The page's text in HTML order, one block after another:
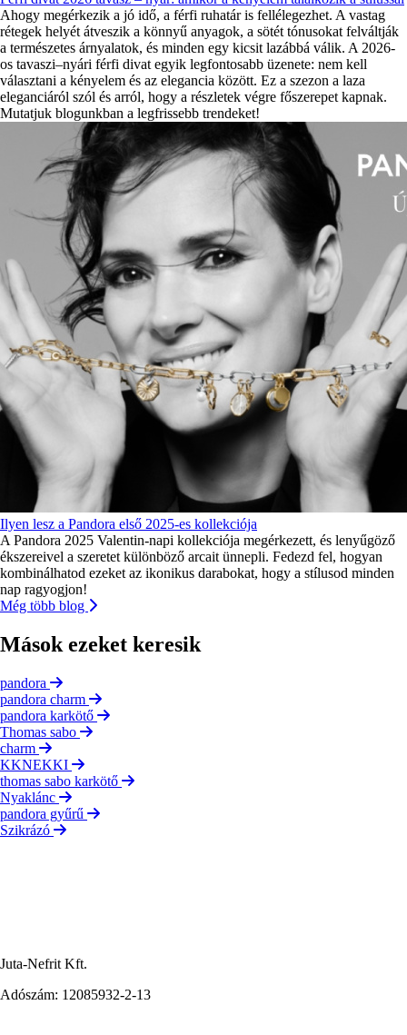
Ahogy megérkezik a jó idő, a férfi ruhatár is fellélegezhet. A vastag
rétegek helyét átveszik a könnyű anyagok, a sötét tónusokat felváltják
a természetes árnyalatok, és minden egy kicsit lazábbá válik. A 2026-
os tavaszi–nyári férfi divat egyik legfontosabb üzenete: nem kell
választani a kényelem és az elegancia között. Ez a szezon a laza
eleganciáról szól és arról, hogy a részletek végre főszerepet kapnak.
Mutatjuk blogunkban a legfrissebb trendeket!
Ilyen lesz a Pandora első 2025-es kollekciója
A Pandora 2025 Valentin-napi kollekciója megérkezett, és lenyűgöző
ékszereivel a szeretet különböző arcait ünnepli. Fedezd fel, hogyan
kombinálhatod ezeket az ikonikus darabokat, hogy a stílusod minden
nap ragyogjon!
Még több blog
Mások ezeket keresik
pandora
pandora charm
pandora karkötő
Thomas sabo
charm
KKNEKKI
thomas sabo karkötő
Nyaklánc
pandora gyűrű
Szikrázó
Juta-Nefrit Kft.
Adószám: 12085932-2-13